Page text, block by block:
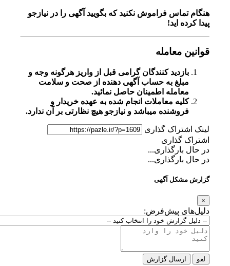
هنگام تماس فراموش نکنید که بگویید آگهی را در نیازجو
پیدا کرده اید!
قوانین معامله
بازدید کنندگان گرامی قبل از واریز هرگونه وجه و
مبلغ به حساب آگهی دهنده از صحت و سلامت
معامله اطمینان حاصل نمائید.
کلیه معاملات انجام شده به عهده خریدار و
فروشنده میباشد و نیازجو هیچ نظارتی بر آن ندارد.
لینک اشتراک گذاری
اشتراک گذاری
در حال بارگذاری...
در حال بارگذاری...
گزارش مشکل آگهی
دلیل‌های پیش‌فرض:
ارسال گزارش